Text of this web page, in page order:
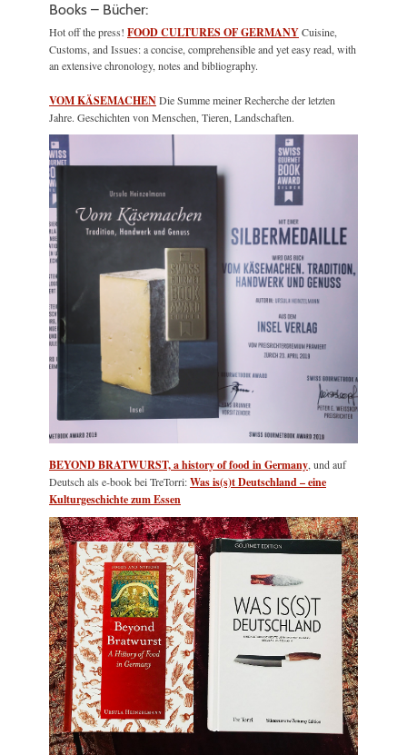
Books – Bücher:
Hot off the press! FOOD CULTURES OF GERMANYCuisine,
Customs, and Issues: a concise, comprehensible and yet easy read, with
an extensive chronology, notes and bibliography.
VOM KÄSEMACHENDie Summe meiner Recherche der letzten
Jahre. Geschichten von Menschen, Tieren, Landschaften.
BEYOND BRATWURST, a history of food in Germany , und auf
Deutsch als e-book bei TreTorri:Was is(s)t Deutschland – eine
Kulturgeschichte zum Essen